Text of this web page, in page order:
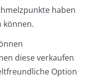
haben
können.
diese verkaufen
Option